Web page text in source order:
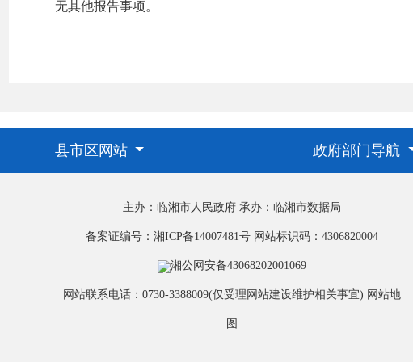
无其他报告事项。
县市区网站 政府部门导航
主办：临湘市人民政府 承办：临湘市数据局
备案证编号：湘ICP备14007481号 网站标识码：4306820004
湘公网安备43068202001069
网站联系电话：0730-3388009(仅受理网站建设维护相关事宜) 网站地
图